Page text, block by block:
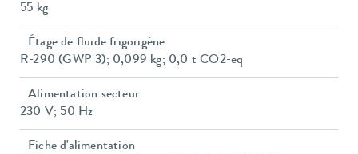
55 kg
Étage de fluide frigorigène
R-290 (GWP 3); 0,099 kg; 0,0 t CO2-eq
Alimentation secteur
230 V; 50 Hz
Fiche d'alimentation